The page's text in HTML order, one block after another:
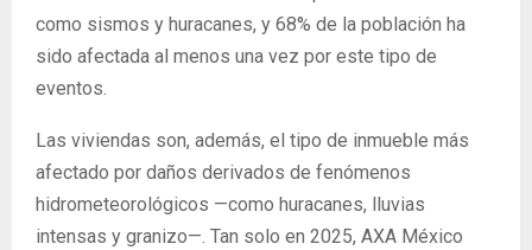
como sismos y huracanes, y 68% de la población ha
sido afectada al menos una vez por este tipo de
eventos.
Las viviendas son, además, el tipo de inmueble más
afectado por daños derivados de fenómenos
hidrometeorológicos —como huracanes, lluvias
intensas y granizo—. Tan solo en 2025, AXA México